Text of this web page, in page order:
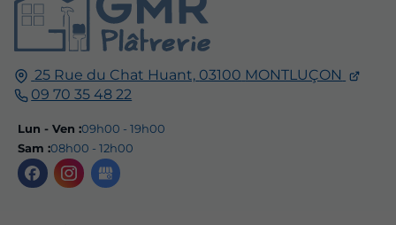
25 Rue du Chat Huant, 03100 MONTLUÇON
09 70 35 48 22
Lun - Ven :09h00 - 19h00
Sam :08h00 - 12h00